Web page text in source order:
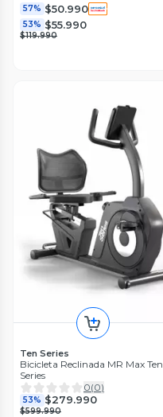
57% $50.990
53% $55.990
$119.990
Ten Series
Bicicleta Reclinada MR Max Ten
Series
0(0)
53% $279.990
$599.990